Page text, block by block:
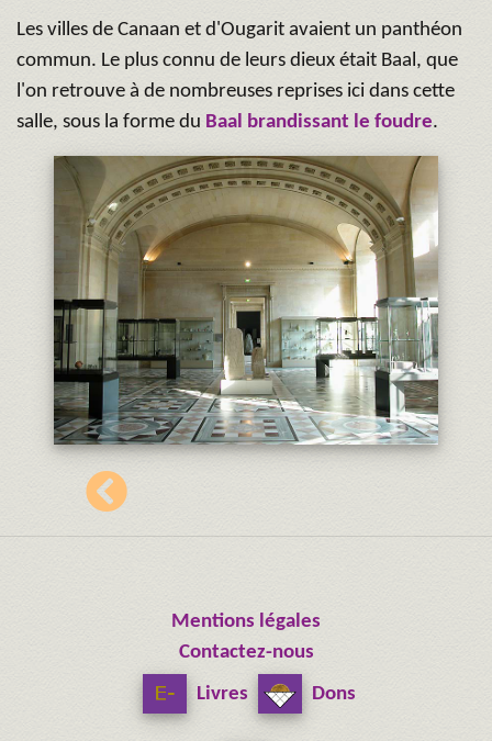
Les villes de Canaan et d'Ougarit avaient un panthéon
commun. Le plus connu de leurs dieux était Baal, que
l'on retrouve à de nombreuses reprises ici dans cette
salle, sous la forme du Baal brandissant le foudre.
Mentions légales
Contactez-nous
Livres
Dons